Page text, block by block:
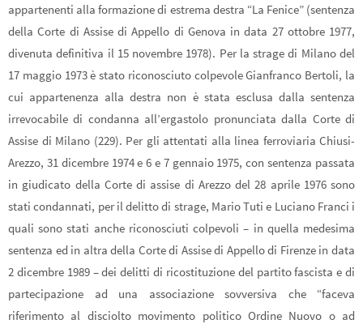
appartenenti alla formazione di estrema destra “La Fenice” (sentenza
della Corte di Assise di Appello di Genova in data 27 ottobre 1977,
divenuta definitiva il 15 novembre 1978). Per la strage di Milano del
17 maggio 1973 è stato riconosciuto colpevole Gianfranco Bertoli, la
cui appartenenza alla destra non è stata esclusa dalla sentenza
irrevocabile di condanna all’ergastolo pronunciata dalla Corte di
Assise di Milano (229). Per gli attentati alla linea ferroviaria Chiusi-
Arezzo, 31 dicembre 1974 e 6 e 7 gennaio 1975, con sentenza passata
in giudicato della Corte di assise di Arezzo del 28 aprile 1976 sono
stati condannati, per il delitto di strage, Mario Tuti e Luciano Franci i
quali sono stati anche riconosciuti colpevoli – in quella medesima
sentenza ed in altra della Corte di Assise di Appello di Firenze in data
2 dicembre 1989 – dei delitti di ricostituzione del partito fascista e di
partecipazione ad una associazione sovversiva che “faceva
riferimento al disciolto movimento politico Ordine Nuovo o ad